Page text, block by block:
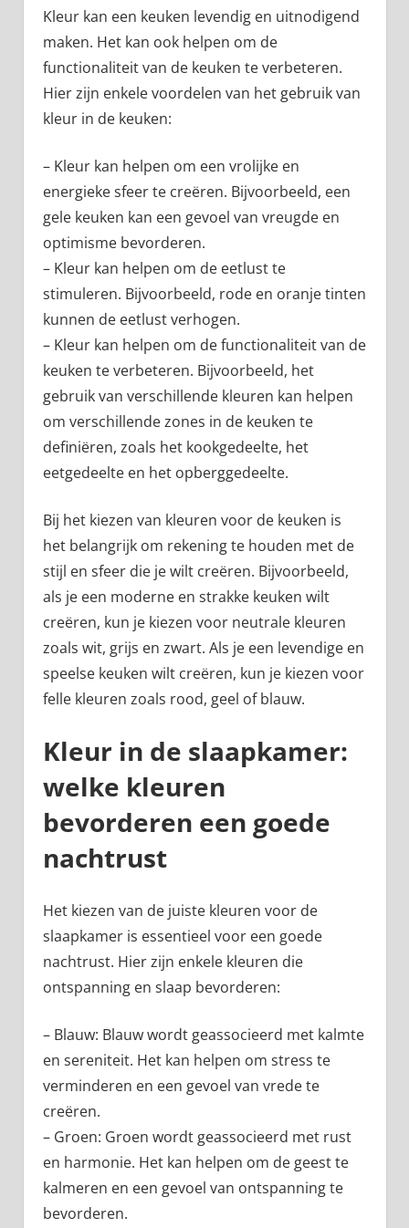
Kleur kan een keuken levendig en uitnodigend
maken. Het kan ook helpen om de
functionaliteit van de keuken te verbeteren.
Hier zijn enkele voordelen van het gebruik van
kleur in de keuken:
– Kleur kan helpen om een vrolijke en
energieke sfeer te creëren. Bijvoorbeeld, een
gele keuken kan een gevoel van vreugde en
optimisme bevorderen.
– Kleur kan helpen om de eetlust te
stimuleren. Bijvoorbeeld, rode en oranje tinten
kunnen de eetlust verhogen.
– Kleur kan helpen om de functionaliteit van de
keuken te verbeteren. Bijvoorbeeld, het
gebruik van verschillende kleuren kan helpen
om verschillende zones in de keuken te
definiëren, zoals het kookgedeelte, het
eetgedeelte en het opberggedeelte.
Bij het kiezen van kleuren voor de keuken is
het belangrijk om rekening te houden met de
stijl en sfeer die je wilt creëren. Bijvoorbeeld,
als je een moderne en strakke keuken wilt
creëren, kun je kiezen voor neutrale kleuren
zoals wit, grijs en zwart. Als je een levendige en
speelse keuken wilt creëren, kun je kiezen voor
felle kleuren zoals rood, geel of blauw.
Kleur in de slaapkamer:
welke kleuren
bevorderen een goede
nachtrust
Het kiezen van de juiste kleuren voor de
slaapkamer is essentieel voor een goede
nachtrust. Hier zijn enkele kleuren die
ontspanning en slaap bevorderen:
– Blauw: Blauw wordt geassocieerd met kalmte
en sereniteit. Het kan helpen om stress te
verminderen en een gevoel van vrede te
creëren.
– Groen: Groen wordt geassocieerd met rust
en harmonie. Het kan helpen om de geest te
kalmeren en een gevoel van ontspanning te
bevorderen.